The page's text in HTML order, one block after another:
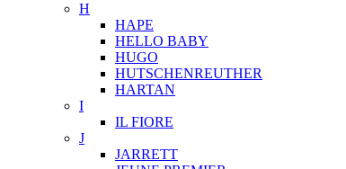
H
HAPE
HELLO BABY
HUGO
HUTSCHENREUTHER
HARTAN
I
IL FIORE
J
JARRETT